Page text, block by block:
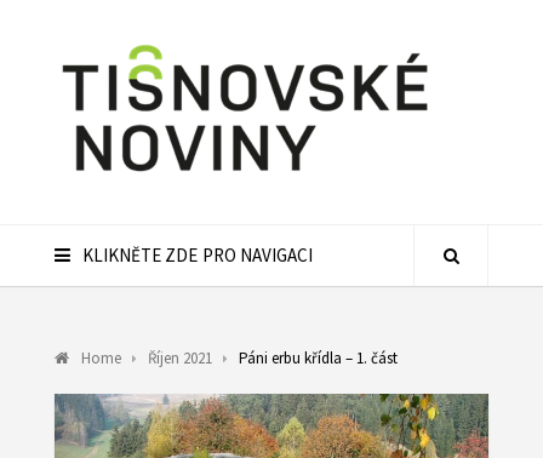
KLIKNĚTE ZDE PRO NAVIGACI
Home Říjen 2021 Páni erbu křídla – 1. část